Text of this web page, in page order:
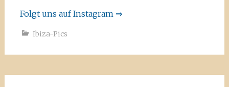
Folgt uns auf Instagram ⇒
Ibiza-Pics